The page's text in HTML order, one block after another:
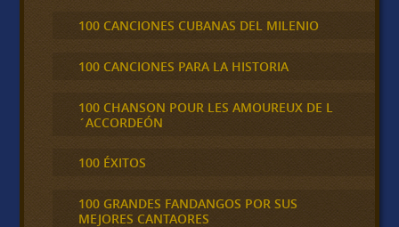
100 CANCIONES CUBANAS DEL MILENIO
100 CANCIONES PARA LA HISTORIA
100 CHANSON POUR LES AMOUREUX DE L
´ACCORDEÓN
100 ÉXITOS
100 GRANDES FANDANGOS POR SUS
MEJORES CANTAORES